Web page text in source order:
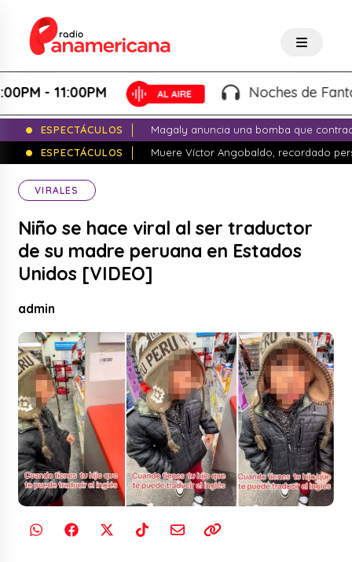
11:00PM Noches de Fantasía -
ESPECTÁCULOS
Magaly anuncia una bomba que
ESPECTÁCULOS
Muere Víctor Angobaldo, recordado
VIRALES
Niño se hace viral al ser traductor
de su madre peruana en Estados
Unidos [VIDEO]
admin